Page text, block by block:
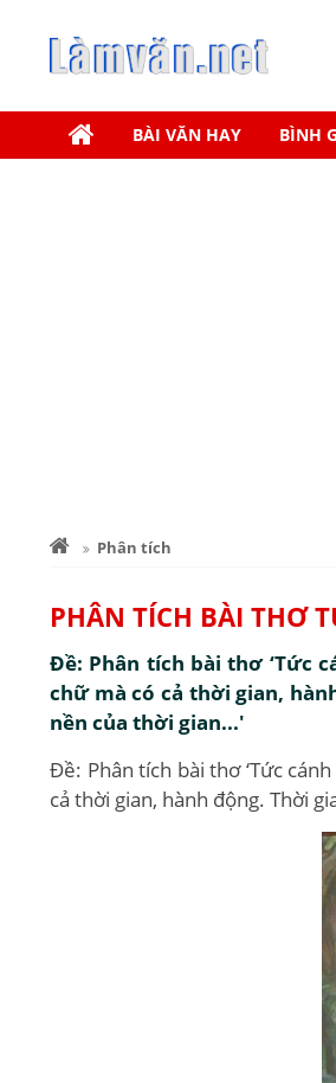
BÀI VĂN HAY BÌNH
Phân tích
PHÂN TÍCH BÀI THƠ
Đề: Phân tích bài thơ ‘Tức
chữ mà có cả thời gian, hành
nền của thời gian...'
Đề: Phân tích bài thơ ‘Tức
cả thời gian, hành động. Thời